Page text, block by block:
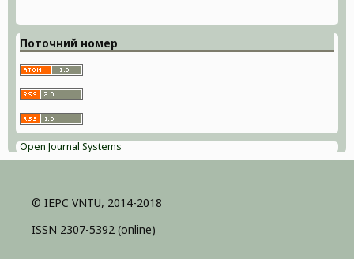
Поточний номер
Open Journal Systems
© IEPC VNTU, 2014-2018
ISSN 2307-5392 (online)